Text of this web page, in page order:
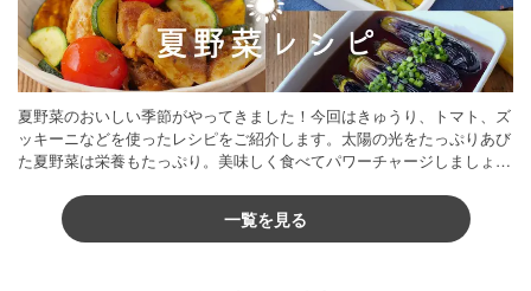
夏野菜のおいしい季節がやってきました！今回はきゅうり、トマト、ズ
ッキーニなどを使ったレシピをご紹介します。太陽の光をたっぷりあび
た夏野菜は栄養もたっぷり。美味しく食べてパワーチャージしましょう
一覧を見る